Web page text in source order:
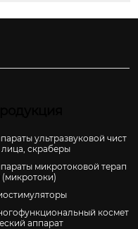
ультразвуковой чист
лица, скраберы
микротоковой терап
(микротоки)
космет
аппарат